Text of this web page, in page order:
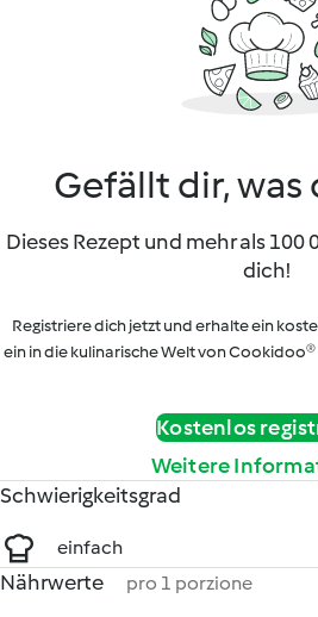
Gefällt dir, was
Dieses Rezept und mehr als
dich!
Registriere dich jetzt und erhalte ein
ein in die kulinarische Welt von
Kostenlos
Weitere
Schwierigkeitsgrad
einfach
Nährwerte pro 1 porzione